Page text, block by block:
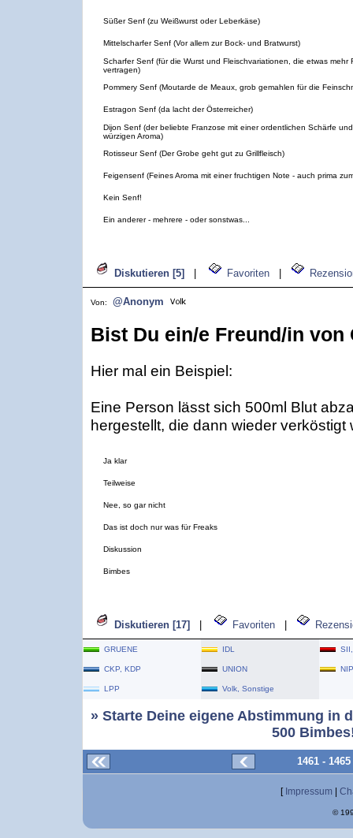
Süßer Senf (zu Weißwurst oder Leberkäse)
Mittelscharfer Senf (Vor allem zur Bock- und Bratwurst)
Scharfer Senf (für die Wurst und Fleischvariationen, die etwas mehr
vertragen)
Pommery Senf (Moutarde de Meaux, grob gemahlen für die
Estragon Senf (da lacht der Österreicher)
Dijon Senf (der beliebte Franzose mit einer ordentlichen Schärfe
würzigen Aroma)
Rotisseur Senf (Der Grobe geht gut zu Grillfleisch)
Feigensenf (Feines Aroma mit einer fruchtigen Note - auch prima
Kein Senf!
Ein anderer - mehrere - oder sonstwas...
Diskutieren [5] Favoriten
Von: @Anonym
Bist Du ein/e Freund/in von
Hier mal ein Beispiel:
Eine Person lässt sich 500ml Blut
hergestellt, die dann wieder verköstigt
Ja klar
Teilweise
Nee, so gar nicht
Das ist doch nur was für Freaks
Diskussion
Bimbes
Diskutieren [17] Favoriten
GRUENE IDL
CKP, KDP UNION NIP
LPP Volk, Sonstige
» Starte Deine eigene Abstimmung in
500
1461 -
[ Impressum
©